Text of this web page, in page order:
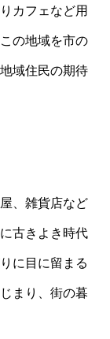
カフェなど用
の地域を市の
域住民の期待
、雑貨店など
古きよき時代
に目に留まる
まり、街の暮